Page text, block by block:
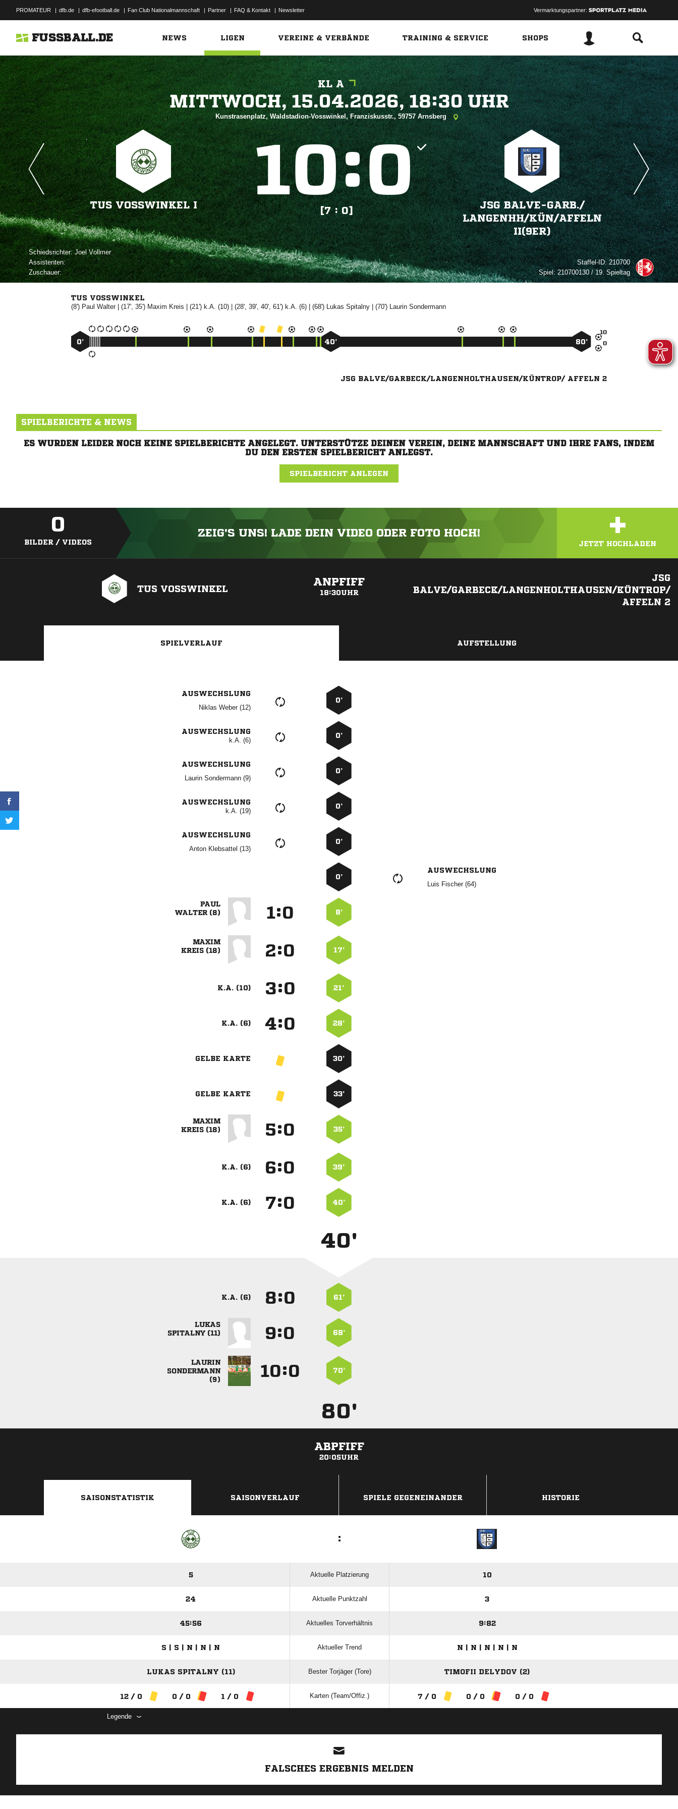
PROMATEUR | dfb.de | dfb-efootball.de | Fan Club Nationalmannschaft | Partner | FAQ & Kontakt | Newsletter Vermarktungspartner:
FUSSBALL.DE NEWS LIGEN VEREINE & VERBÄNDE TRAINING & SERVICE SHOPS
KL A
   
Kunstrasenplatz, Waldstadion-Vosswinkel, Franziskusstr., 59757 Arnsberg
TUS VOSSWINKEL I
:
[7 : 0]
JSG BALVE-GARB./​
LANGENHH/​KÜN/​AFFELN
II(9ER)
Schiedsrichter:  
Assistenten:
Zuschauer:
Staffel-ID:210700
Spiel:210700130 / 19. Spieltag
TUS VOSSWINKEL
(8')  | (17', 35')   | (21') k.A. (10) | (28', 39', 40', 61') k.A. (6) | (68')  | (70') 


0’ 40’ 80’
JSG BALVE/GARBECK/LANGENHOLTHAUSEN/KÜNTROP/ AFFELN 2
SPIELBERICHTE & NEWS
ES WURDEN LEIDER NOCH KEINE SPIELBERICHTE ANGELEGT. UNTERSTÜTZE DEINEN VEREIN, DEINE MANNSCHAFT UND IHRE FANS, INDEM
DU DEN ERSTEN SPIELBERICHT ANLEGST.
SPIELBERICHT ANLEGEN
0
BILDER / VIDEOS
ZEIG'S UNS! LADE DEIN VIDEO ODER FOTO HOCH! +
JETZT HOCHLADEN
TUS VOSSWINKEL
ANPFIFF
18:30UHR
JSG
BALVE/GARBECK/LANGENHOLTHAUSEN/KÜNTROP/
AFFELN 2
SPIELVERLAUF AUFSTELLUNG
AUSWECHSLUNG
  
0’
AUSWECHSLUNG
k.A. (6)
0’
AUSWECHSLUNG
  
0’
AUSWECHSLUNG
k.A. (19)
0’
AUSWECHSLUNG
  
0’
0’
AUSWECHSLUNG
  

 
: 8’

 
: 17’
K.A. (10) : 21’
K.A. (6) : 28’
GELBE KARTE 30’
GELBE KARTE 33’

 
: 35’
K.A. (6) : 39’
K.A. (6) : 40’
40'
K.A. (6) : 61’

 
: 68’



: 70’
80'
ABPFIFF
20:05UHR
SAISONSTATISTIK SAISONVERLAUF SPIELE GEGENEINANDER HISTORIE
:
5 Aktuelle Platzierung 10
24 Aktuelle Punktzahl 3
45:56 Aktuelles Torverhältnis 9:82
S | S | N | N | N Aktueller Trend N | N | N | N | N
LUKAS SPITALNY (11) Bester Torjäger (Tore) TIMOFII DELYDOV (2)
12 / 0 0 / 0 1 / 0 Karten (Team/Offiz.) 7 / 0 0 / 0 0 / 0
Legende
FALSCHES ERGEBNIS MELDEN